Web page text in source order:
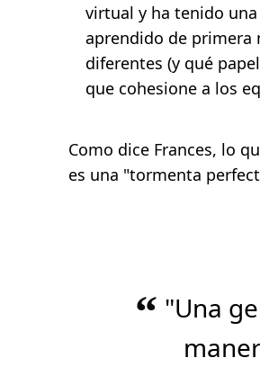
virtual y ha tenido
aprendido de primera
diferentes (y qué
que cohesione a los
Como dice Frances, lo
es una "tormenta
“ "Una